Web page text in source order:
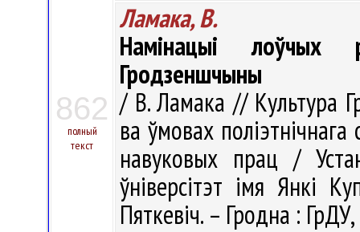
862
полный
текст
Ламака, В.
Намінацыі лоўчых
Гродзеншчыны
/ В. Ламака // Культура
ва ўмовах
навуковых прац /
ўніверсітэт імя Янкі
Пяткевіч. – Гродна :